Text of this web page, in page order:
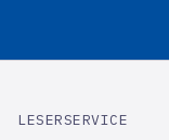
LESERSERVICE